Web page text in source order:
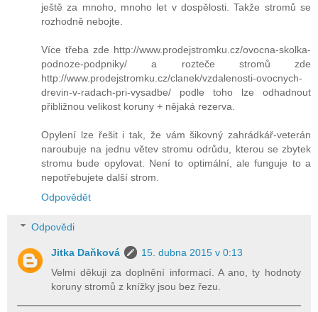
ještě za mnoho, mnoho let v dospělosti. Takže stromů se
rozhodně nebojte.
Více třeba zde http://www.prodejstromku.cz/ovocna-skolka-
podnoze-podpniky/ a rozteče stromů zde
http://www.prodejstromku.cz/clanek/vzdalenosti-ovocnych-
drevin-v-radach-pri-vysadbe/ podle toho lze odhadnout
přibližnou velikost koruny + nějaká rezerva.
Opylení lze řešit i tak, že vám šikovný zahrádkář-veterán
naroubuje na jednu větev stromu odrůdu, kterou se zbytek
stromu bude opylovat. Není to optimální, ale funguje to a
nepotřebujete další strom.
Odpovědět
Odpovědi
Jitka Daňková
15. dubna 2015 v 0:13
Velmi děkuji za doplnění informací. A ano, ty hodnoty
koruny stromů z knížky jsou bez řezu.